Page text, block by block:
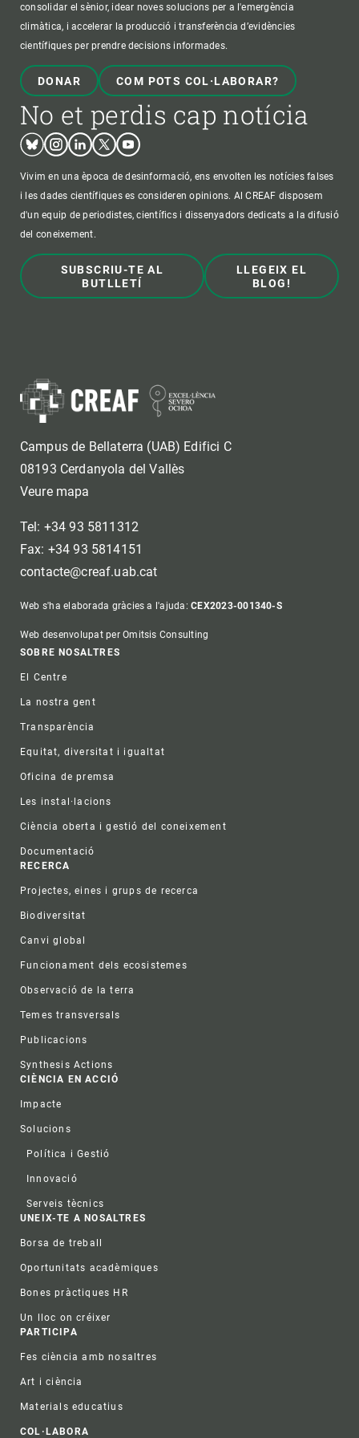
consolidar el sènior, idear noves solucions per a l'emergència
climàtica, i accelerar la producció i transferència d’evidències
científiques per prendre decisions informades.
DONAR COM POTS COL·LABORAR?
No et perdis cap notícia
BlueskyInstagram
LinkedinTwitterYoutube
Vivim en una època de desinformació, ens envolten les notícies falses
i les dades científiques es consideren opinions. Al CREAF disposem
d'un equip de periodistes, científics i dissenyadors dedicats a la difusió
del coneixement.
SUBSCRIU-TE AL
BUTLLETÍ
LLEGEIX EL
BLOG!
Campus de Bellaterra (UAB) Edifici C
08193 Cerdanyola del Vallès
Veure mapa
Tel: +34 93 5811312
Fax: +34 93 5814151
contacte@creaf.uab.cat
Web s'ha elaborada gràcies a l'ajuda:CEX2023-001340-S
Web desenvolupat per Omitsis Consulting
Footer
SOBRE NOSALTRES
El Centre
La nostra gent
Transparència
Equitat, diversitat i igualtat
Oficina de premsa
Les instal·lacions
Ciència oberta i gestió del coneixement
Documentació
RECERCA
Projectes, eines i grups de recerca
Biodiversitat
Canvi global
Funcionament dels ecosistemes
Observació de la terra
Temes transversals
Publicacions
Synthesis Actions
CIÈNCIA EN ACCIÓ
Impacte
Solucions
Política i Gestió
Innovació
Serveis tècnics
UNEIX-TE A NOSALTRES
Borsa de treball
Oportunitats acadèmiques
Bones pràctiques HR
Un lloc on créixer
PARTICIPA
Fes ciència amb nosaltres
Art i ciència
Materials educatius
COL·LABORA